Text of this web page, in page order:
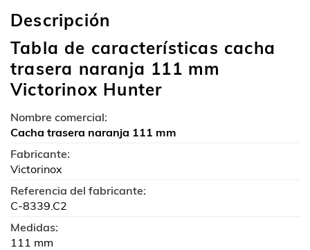
Descripción
Tabla de características cacha
trasera naranja 111 mm
Victorinox Hunter
Nombre comercial:
Cacha trasera naranja 111 mm
Fabricante:
Victorinox
Referencia del fabricante:
C-8339.C2
Medidas:
111 mm